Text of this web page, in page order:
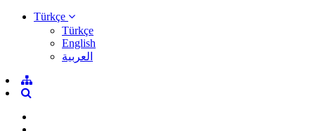
Türkçe
Türkçe
English
العربية